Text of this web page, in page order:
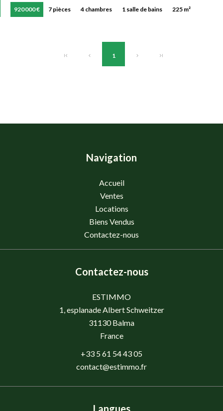
920 000 € 7 pièces 4 chambres 1 salle de bains 225 m²
1
Navigation
Accueil
Ventes
Locations
Biens Vendus
Contactez-nous
Contactez-nous
ESTIMMO
1, esplanade Albert Schweitzer
31130Balma
France
+33 5 61 54 43 05
contact@estimmo.fr
Langues